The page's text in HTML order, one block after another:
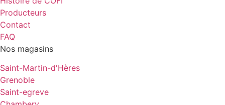
Producteurs
Contact
FAQ
Nos magasins
Saint-Martin-d'Hères
Grenoble
Saint-egreve